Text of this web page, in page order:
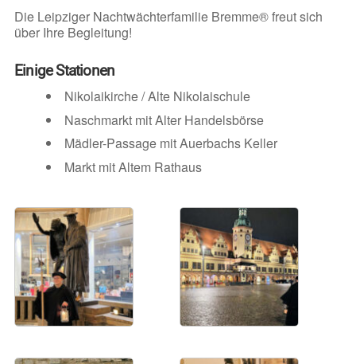
Die Leipziger Nachtwächterfamilie Bremme® freut sich
über Ihre Begleitung!
Einige Stationen
Nikolaikirche / Alte Nikolaischule
Naschmarkt mit Alter Handelsbörse
Mädler-Passage mit Auerbachs Keller
Markt mit Altem Rathaus